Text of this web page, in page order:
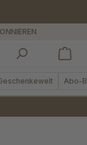
Abo-